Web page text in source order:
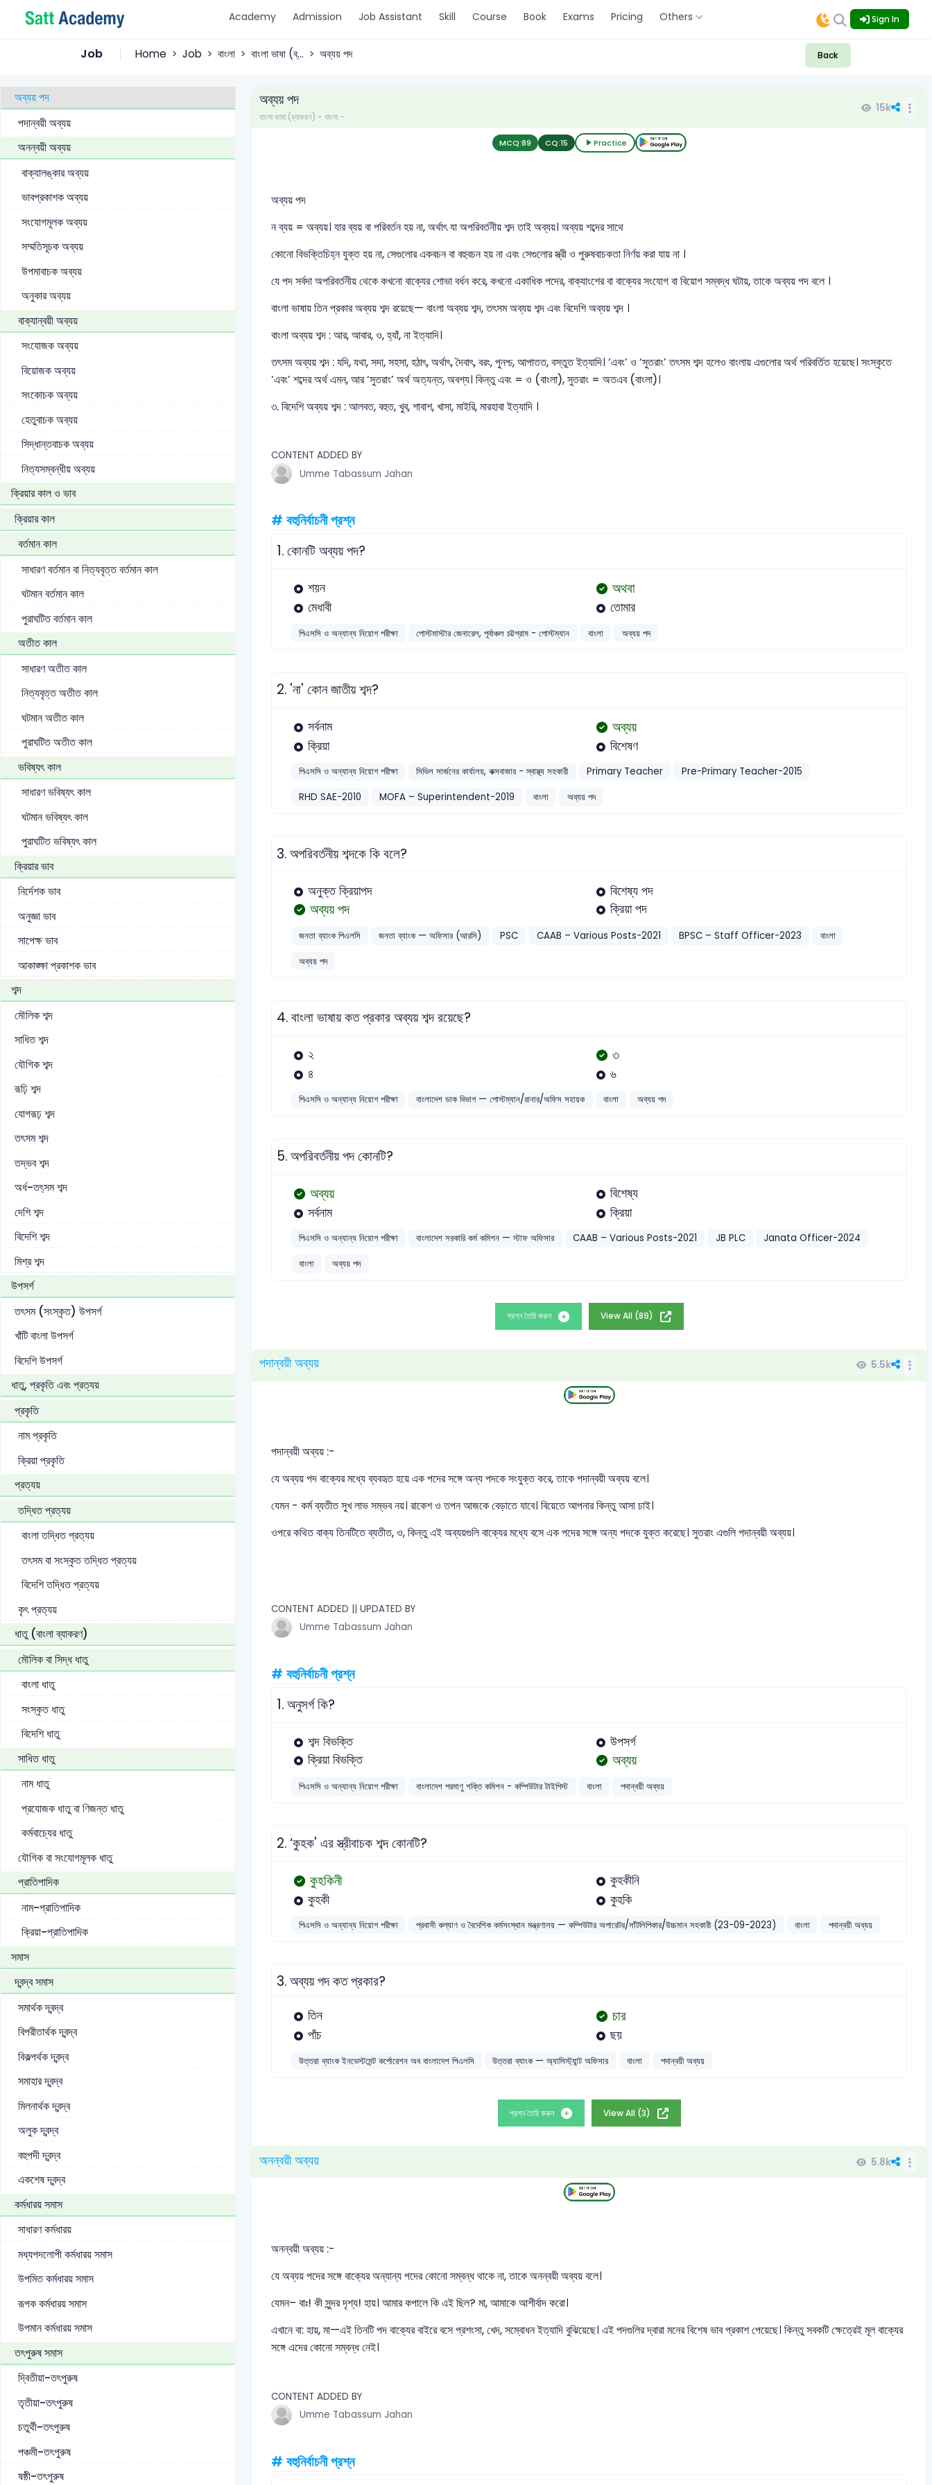
Academy Admission Job Assistant Skill Course Book Exams Pricing Others Sign In
Job Home Job বাংলা বাংলা ভাষা (ব্... অব্যয় পদ Back
করুণাসূচক আবেগ
সম্বোধনসূচক আবেগ
অব্যয় পদ
পদান্বয়ী অব্যয়
অনন্বয়ী অব্যয়
বাক্যালঙ্কার অব্যয়
ভাবপ্রকাশক অব্যয়
সংযোগমূলক অব্যয়
সম্মতিসূচক অব্যয়
উপমাবাচক অব্যয়
অনুকার অব্যয়
বাক্যান্বয়ী অব্যয়
সংযোজক অব্যয়
বিয়োজক অব্যয়
সংকোচক অব্যয়
হেতুবাচক অব্যয়
সিদ্ধান্তবাচক অব্যয়
নিত্যসম্বন্ধীয় অব্যয়
ক্রিয়ার কাল ও ভাব
ক্রিয়ার কাল
বর্তমান কাল
সাধারণ বর্তমান বা নিত্যবৃত্ত বর্তমান কাল
ঘটমান বর্তমান কাল
পুরাঘটিত বর্তমান কাল
অতীত কাল
সাধারণ অতীত কাল
নিত্যবৃত্ত অতীত কাল
ঘটমান অতীত কাল
পুরাঘটিত অতীত কাল
ভবিষ্যৎ কাল
সাধারণ ভবিষ্যৎ কাল
ঘটমান ভবিষ্যৎ কাল
পুরাঘটিত ভবিষ্যৎ কাল
ক্রিয়ার ভাব
নির্দেশক ভাব
অনুজ্ঞা ভাব
সাপেক্ষ ভাব
আকাঙ্ক্ষা প্রকাশক ভাব
শব্দ
মৌলিক শব্দ
সাধিত শব্দ
যৌগিক শব্দ
রূঢ়ি শব্দ
যোগরূঢ় শব্দ
তৎসম শব্দ
তদ্ভব শব্দ
অর্ধ-তৎ্সম শব্দ
দেশি শব্দ
বিদেশি শব্দ
মিশ্র শব্দ
উপসর্গ
তৎসম (সংস্কৃত) উপসর্গ
খাঁটি বাংলা উপসর্গ
বিদেশি উপসর্গ
ধাতু, প্রকৃতি এবং প্রত্যয়
প্রকৃতি
নাম প্রকৃতি
ক্রিয়া প্রকৃতি
প্রত্যয়
তদ্ধিত প্রত্যয়
বাংলা তদ্ধিত প্রত্যয়
তৎসম বা সংস্কৃত তদ্ধিত প্রত্যয়
বিদেশি তদ্ধিত প্রত্যয়
কৃৎ প্রত্যয়
ধাতু (বাংলা ব্যাকরণ)
মৌলিক বা সিদ্ধ ধাতু
বাংলা ধাতু
সংস্কৃত ধাতু
বিদেশি ধাতু
সাধিত ধাতু
নাম ধাতু
প্রযোজক ধাতু বা ণিজন্ত ধাতু
কর্মবাচ্যের ধাতু
যৌগিক বা সংযোগমূলক ধাতু
প্রাতিপাদিক
নাম-প্রাতিপাদিক
ক্রিয়া-প্রাতিপাদিক
সমাস
দ্বন্দ্ব সমাস
সমার্থক দ্বন্দ্ব
বিপরীতার্থক দ্বন্দ্ব
বিকল্পর্থক দ্বন্দ্ব
সমাহার দ্বন্দ্ব
মিলনার্থক দ্বন্দ্ব
অলুক দ্বন্দ্ব
বহুপদী দ্বন্দ্ব
একশেষ দ্বন্দ্ব
কর্মধারয় সমাস
সাধারণ কর্মধারয়
মধ্যপদলোপী কর্মধারয় সমাস
উপমিত কর্মধারয় সমাস
রূপক কর্মধারয় সমাস
উপমান কর্মধারয় সমাস
তৎপুরুষ সমাস
দ্বিতীয়া-তৎপুরুষ
তৃতীয়া-তৎপুরুষ
চতুর্থী-তৎপুরুষ
পঞ্চমী-তৎপুরুষ
ষষ্ঠী-তৎপুরুষ
অব্যয় পদ
বাংলা ভাষা (ব্যাকরণ) - বাংলা -
15k
MCQ:89 CQ:15 Practice
অব্যয় পদ
ন ব্যয় = অব্যয়। যার ব্যয় বা পরিবর্তন হয় না, অর্থাৎ যা অপরিবর্তনীয় শব্দ তাই অব্যয়। অব্যয় শব্দের সাথে
কোনো বিভক্তিচিহ্ন যুক্ত হয় না, সেগুলোর একবচন বা বহুবচন হয় না এবং সেগুলোর স্ত্রী ও পুরুষবাচকতা নির্ণয় করা যায় না ।
যে পদ সর্বদা অপরিবর্তনীয় থেকে কখনো বাক্যের শোভা বর্ধন করে, কখনো একাধিক পদের, বাক্যাংশের বা বাক্যের সংযোগ বা বিয়োগ সম্বদ্ধ ঘটায়, তাকে অব্যয় পদ বলে ।
বাংলা ভাষায় তিন প্রকার অব্যয় শব্দ রয়েছে— বাংলা অব্যয় শব্দ, তৎসম অব্যয় শব্দ এবং বিদেশি অব্যয় শব্দ ।
বাংলা অব্যয় শব্দ : আর, আবার, ও, হ্যাঁ, না ইত্যাদি।
তৎসম অব্যয় শব্দ : যদি, যথা, সদা, সহসা, হঠাৎ, অর্থাৎ, দৈবাৎ, বরং, পুনশ্চ, আপাতত, বস্তুত ইত্যাদি। ‘এবং’ ও ‘সুতরাং’ তৎসম শব্দ হলেও বাংলায় এগুলোর অর্থ পরিবর্তিত হয়েছে। সংস্কৃতে
‘এবং’ শব্দের অর্থ এমন, আর ‘সুতরাং’ অর্থ অত্যন্ত, অবশ্য। কিন্তু এবং = ও (বাংলা), সুতরাং = অতএব (বাংলা)।
৩. বিদেশি অব্যয় শব্দ : আলবত, বহুত, খুব, শাবাশ, খাসা, মাইরি, মারহাবা ইত্যাদি ।
CONTENT ADDED BY
Umme Tabassum Jahan
# বহুনির্বাচনী প্রশ্ন
1.কোনটি অব্যয় পদ?
শয়ন অথবা
মেধাবী তোমার
পিএসসি ও অন্যান্য নিয়োগ পরীক্ষা পোস্টমাস্টার জেনারেল, পূর্বাঞ্চল চট্টগ্রাম - পোস্টম্যান বাংলা অব্যয় পদ
2. 'না' কোন জাতীয় শব্দ?
সর্বনাম অব্যয়
ক্রিয়া বিশেষণ
পিএসসি ও অন্যান্য নিয়োগ পরীক্ষা সিভিল সার্জনের কার্যালয়, কক্সবাজার - স্বাস্থ্য সহকারী Primary Teacher
Pre-Primary Teacher-2015
RHD SAE-2010
MOFA – Superintendent-2019 বাংলা অব্যয় পদ
3.অপরিবর্তনীয় শব্দকে কি বলে?
অনুক্ত ক্রিয়াপদ বিশেষ্য পদ
অব্যয় পদ ক্রিয়া পদ
জনতা ব্যাংক পিএলসি জনতা ব্যাংক — অফিসার (আরসি) PSC CAAB – Various Posts-2021 BPSC – Staff Officer-2023
বাংলা
অব্যয় পদ
4.বাংলা ভাষায় কত প্রকার অব্যয় শব্দ রয়েছে?
২ ৩
৪ ৬
পিএসসি ও অন্যান্য নিয়োগ পরীক্ষা বাংলাদেশ ডাক বিভাগ — পোস্টম্যান/রানার/অফিস সহায়ক বাংলা অব্যয় পদ
5.অপরিবর্তনীয় পদ কোনটি?
অব্যয়
বিশেষ্য
সর্বনাম
ক্রিয়া
পিএসসি ও অন্যান্য নিয়োগ পরীক্ষা বাংলাদেশ সরকারি কর্ম কমিশন — স্টাফ অফিসার CAAB – Various Posts-2021 JB PLC
Janata Officer-2024
বাংলা
অব্যয় পদ
প্রশ্ন তৈরি করুন View All (89)
পদান্বয়ী অব্যয় 5.5k
পদান্বয়ী অব্যয় :-
যে অব্যয় পদ বাক্যের মধ্যে ব্যবহৃত হয়ে এক পদের সঙ্গে অন্য পদকে সংযুক্ত করে, তাকে পদান্বয়ী অব্যয় বলে।
যেমন - কর্ম ব্যতীত সুখ লাভ সম্ভব নয়। রাকেশ ও তপন আজকে বেড়াতে যাবে। বিয়েতে আপনার কিন্তু আসা চাই।
ওপরে কথিত বাক্য তিনটিতে ব্যতীত, ও, কিন্তু এই অব্যয়গুলি বাক্যের মধ্যে বসে এক পদের সঙ্গে অন্য পদকে যুক্ত করেছে। সুতরাং এগুলি পদান্বয়ী অব্যয়।
CONTENT ADDED || UPDATED BY
Umme Tabassum Jahan
# বহুনির্বাচনী প্রশ্ন
1.অনুসর্গ কি?
শব্দ বিভক্তি
উপসর্গ
ক্রিয়া বিভক্তি
অব্যয়
পিএসসি ও অন্যান্য নিয়োগ পরীক্ষা বাংলাদেশ পরমাণু শক্তি কমিশন - কম্পিউটার টাইপিস্ট বাংলা পদান্বয়ী অব্যয়
2.‘কুহক' এর স্ত্রীবাচক শব্দ কোনটি?
কুহকিনী
কুহকীনি
কুহকী
কুহকি
পিএসসি ও অন্যান্য নিয়োগ পরীক্ষা প্রবাসী কল্যাণ ও বৈদেশিক কর্মসংস্থান মন্ত্রণালয় — কম্পিউটার অপারেটর/সাঁটলিপিকার/উচ্চমান সহকারী (23-09-2023) বাংলা পদান্বয়ী অব্যয়
3.অব্যয় পদ কত প্রকার?
তিন চার
পাঁচ ছয়
উত্তরা ব্যাংক ইনভেস্টমেন্ট কর্পোরেশন অব বাংলাদেশ পিএলসি উত্তরা ব্যাংক — অ্যাসিস্ট্যান্ট অফিসার বাংলা পদান্বয়ী অব্যয়
প্রশ্ন তৈরি করুন View All (3)
অনন্বয়ী অব্যয় 5.8k
অনন্বয়ী অব্যয় :-
যে অব্যয় পদের সঙ্গে বাক্যের অন্যান্য পদের কোনো সম্বন্ধ থাকে না, তাকে অনন্বয়ী অব্যয় বলে।
যেমন– বাঃ! কী সুন্দর দৃশ্য! হায়। আমার কপালে কি এই ছিল? মা, আমাকে আশীর্বাদ করো।
এখানে বা: হায়, মা—এই তিনটি পদ বাক্যের বাইরে বসে প্রশংসা, খেদ, সম্বোধন ইত্যাদি বুঝিয়েছে। এই পদগুলির দ্বারা মনের বিশেষ ভাব প্রকাশ পেয়েছে। কিন্তু সবকটি ক্ষেত্রেই মূল বাক্যের
সঙ্গে এদের কোনো সম্বন্ধ নেই।
CONTENT ADDED BY
Umme Tabassum Jahan
# বহুনির্বাচনী প্রশ্ন